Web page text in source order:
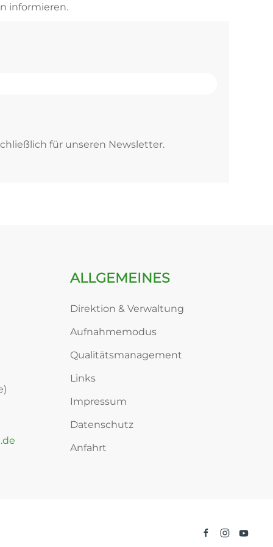
informieren.
für unseren Newsletter.
ALLGEMEINES
Direktion & Verwaltung
Aufnahmemodus
Qualitätsmanagement
Links
Impressum
Datenschutz
Anfahrt